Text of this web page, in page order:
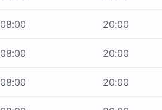
08:00 20:00
08:00 20:00
08:00 20:00